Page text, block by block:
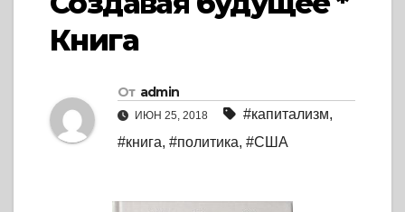
Книга
От admin
ИЮН 25, 2018 #капитализм,
#книга, #политика, #США